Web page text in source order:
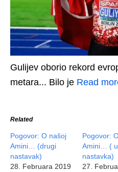
Gulijev oborio rekord
metara... Bilo je Read
Related
Pogovor: O našoj
Amini… (drugi
nastavak)
28. Februara 2019
Pogovor:
Amini… (
nastavka)
27.